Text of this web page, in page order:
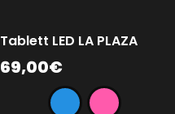
Tablett LED LA PLAZA
69,00€